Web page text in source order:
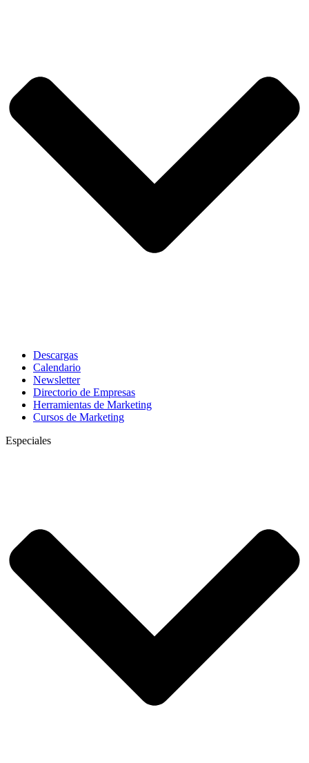
Descargas
Calendario
Newsletter
Directorio de Empresas
Herramientas de Marketing
Cursos de Marketing
Especiales